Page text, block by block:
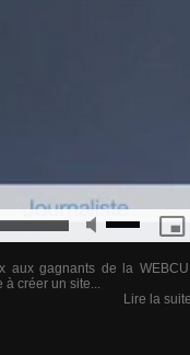
aux gagnants de la
à créer un site...
Lire la suite